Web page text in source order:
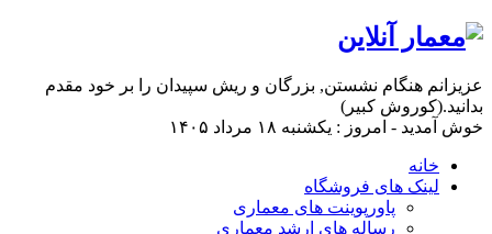
عزیزانم هنگام نشستن, بزرگان و ریش سپیدان را بر خود مقدم
بدانید.(کوروش کبیر)
خوش آمدید - امروز : یکشنبه ۱۸ مرداد ۱۴۰۵
خانه
لینک های فروشگاه
پاورپوینت های معماری
رساله های ارشد معماری